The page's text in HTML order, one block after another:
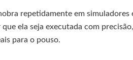
repetidamente em
ela seja executada com
para o pouso.